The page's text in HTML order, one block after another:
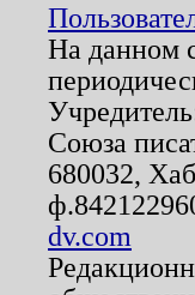
На данном
Союза
680032,
dv.com